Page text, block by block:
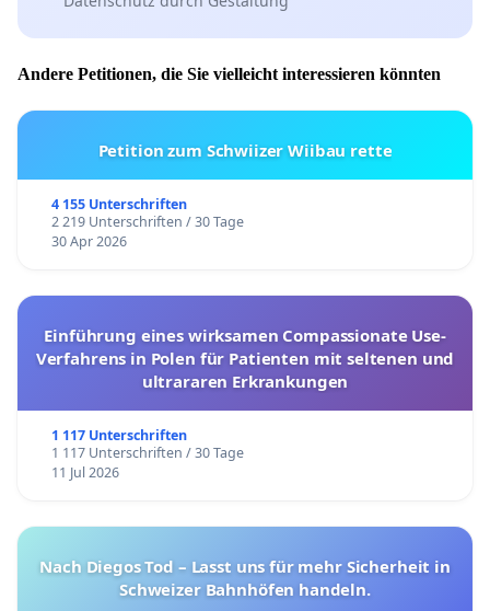
Andere Petitionen, die Sie vielleicht interessieren könnten
Petition zum Schwiizer Wiibau rette
4 155 Unterschriften
2 219 Unterschriften / 30 Tage
30 Apr 2026
Einführung eines wirksamen Compassionate Use-
Verfahrens in Polen für Patienten mit seltenen und
ultrararen Erkrankungen
1 117 Unterschriften
1 117 Unterschriften / 30 Tage
11 Jul 2026
Nach Diegos Tod – Lasst uns für mehr Sicherheit in
Schweizer Bahnhöfen handeln.